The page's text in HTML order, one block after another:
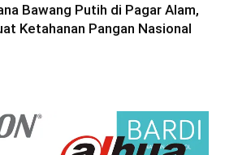
Bawang Putih di Pagar Alam,
Ketahanan Pangan Nasional